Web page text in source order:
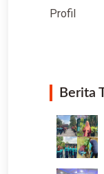
Profil
Berita